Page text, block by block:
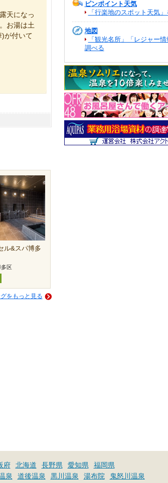
天になっ
お湯は土
が付いて
ル&スパ博多
区
をもっと見る
ピンポイント天気
「行楽地のスポット天気
地図
「観光名所」「レジャー
調べる
府 北海道 長野県 愛知県 福岡県
泉 道後温泉 黒川温泉 湯布院 鬼怒川温泉